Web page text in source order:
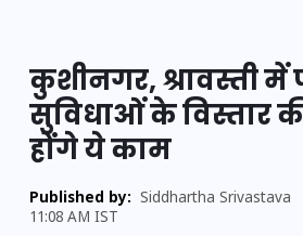
कुशीनगर, श्रावस्ती में
सुविधाओं के विस्तार
होंगे ये काम
Published by: Siddhartha Srivastava
11:08 AM IST